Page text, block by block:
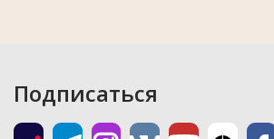
Подписаться